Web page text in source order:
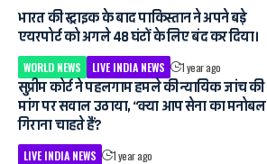
भारत की स्ट्राइक के बाद पाकिस्तान ने अपने बड़े
एयरपोर्ट को अगले 48 घंटों के लिए बंद कर दिया।
WORLD NEWS LIVE INDIA NEWS 1 year ago
सुप्रीम कोर्ट ने पहलगाम हमले की न्यायिक जांच की
मांग पर सवाल उठाया, “क्या आप सेना का मनोबल
गिराना चाहते हैं?
LIVE INDIA NEWS 1 year ago